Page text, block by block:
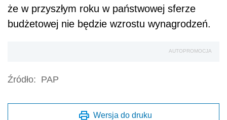
że w przyszłym roku w państwowej sferze
budżetowej nie będzie wzrostu wynagrodzeń.
AUTOPROMOCJA
Źródło: PAP
Wersja do druku